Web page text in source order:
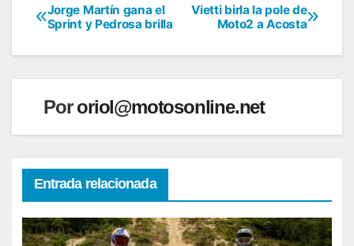
Navegación
de
Vietti birla la pole de
Moto2 a Acosta
Jorge Martín gana el
Sprint y Pedrosa brilla
Pororiol@motosonline.net
Entrada relacionada